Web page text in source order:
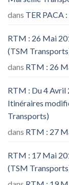
dans TER PACA
RTM : 26 Mai
(TSM
dans RTM : 26
RTM : Du 4 Avril
Itinéraires
Transports)
dans RTM : 27
RTM : 17 Mai
(TSM